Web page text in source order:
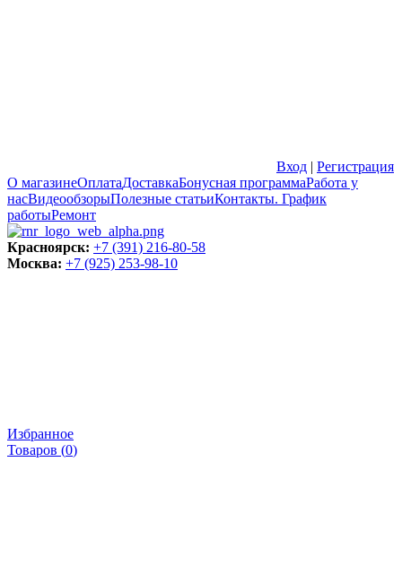
Вход | Регистрация
О магазинеОплатаДоставкаБонусная программаРабота у
насВидеообзорыПолезные статьиКонтакты. График
работыРемонт
Красноярск: +7 (391) 216-80-58
Москва: +7 (925) 253-98-10
Избранное
Товаров (0)